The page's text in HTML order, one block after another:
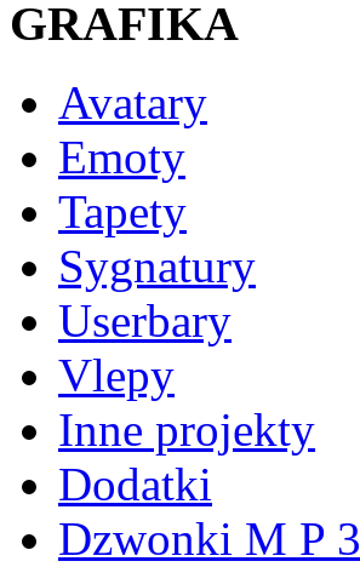
GRAFIKA
Avatary
Emoty
Tapety
Sygnatury
Userbary
Vlepy
Inne projekty
Dodatki
Dzwonki M P 3